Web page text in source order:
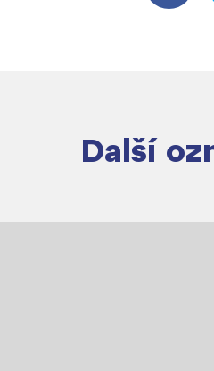
Další